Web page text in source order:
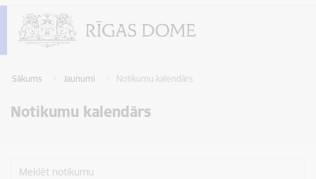
Sākums Jaunumi Notikumu kalendārs
Notikumu kalendārs
Meklēt notikumu